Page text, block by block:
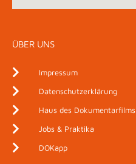
ÜBER UNS
Impressum
Datenschutzerklärung
Haus des Dokumentarfilms
Jobs & Praktika
DOKapp